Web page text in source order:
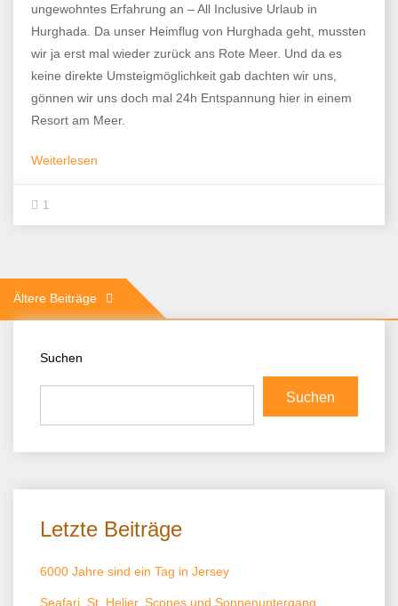
ungewohntes Erfahrung an – All Inclusive Urlaub in
Hurghada. Da unser Heimflug von Hurghada geht, mussten
wir ja erst mal wieder zurück ans Rote Meer. Und da es
keine direkte Umsteigmöglichkeit gab dachten wir uns,
gönnen wir uns doch mal 24h Entspannung hier in einem
Resort am Meer.
Weiterlesen
1
Beitragsnavigation
Ältere Beiträge
Suchen
Suchen
Letzte Beiträge
6000 Jahre sind ein Tag in Jersey
Seafari, St. Helier, Scones und Sonnenuntergang